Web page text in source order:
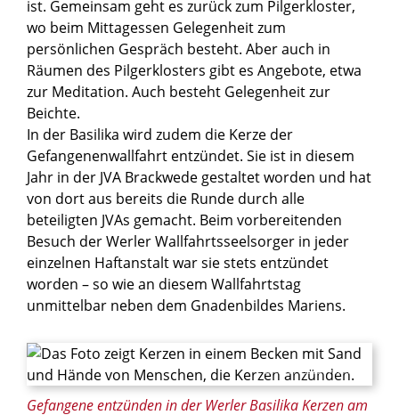
© Ralf Litera / Erzbistum Paderborn
Gefangene entzünden in der Werler Basilika Kerzen am
ist. Gemeinsam geht es zurück zum Pilgerkloster,
wo beim Mittagessen Gelegenheit zum
persönlichen Gespräch besteht. Aber auch in
Räumen des Pilgerklosters gibt es Angebote, etwa
zur Meditation. Auch besteht Gelegenheit zur
Beichte.
In der Basilika wird zudem die Kerze der
Gefangenenwallfahrt entzündet. Sie ist in diesem
Jahr in der JVA Brackwede gestaltet worden und hat
von dort aus bereits die Runde durch alle
beteiligten JVAs gemacht. Beim vorbereitenden
Besuch der Werler Wallfahrtsseelsorger in jeder
einzelnen Haftanstalt war sie stets entzündet
worden – so wie an diesem Wallfahrtstag
unmittelbar neben dem Gnadenbildes Mariens.